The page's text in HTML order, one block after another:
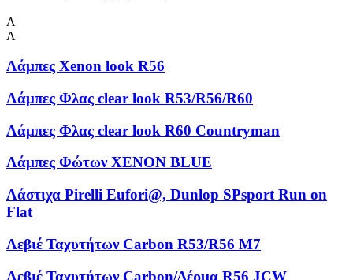
Λ
Λ
Λάμπες Xenon look R56
Λάμπες Φλας clear look R53/R56/R60
Λάμπες Φλας clear look R60 Countryman
Λάμπες Φώτων XENON BLUE
Λάστιχα Pirelli Eufori@, Dunlop SPsport Run on
Flat
Λεβιέ Ταχυτήτων Carbon R53/R56 M7
Λεβιέ Ταχυτήτων Carbon/Δέρμα R56 JCW